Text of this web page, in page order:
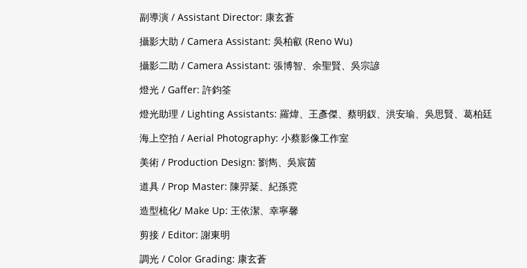
副導演 / Assistant Director: 康玄蒼
攝影大助 / Camera Assistant: 吳柏叡 (Reno Wu)
攝影二助 / Camera Assistant: 張博智、余聖賢、吳宗諺
燈光 / Gaffer: 許鈞筌
燈光助理 / Lighting Assistants: 羅煒、王彥傑、蔡明釵、洪安瑜、吳思賢、葛柏廷
海上空拍 / Aerial Photography: 小蔡影像工作室
美術 / Production Design: 劉雋、吳宸茵
道具 / Prop Master: 陳羿棻、紀孫霓
造型梳化/ Make Up: 王依潔、幸寧馨
剪接 / Editor: 謝東明
調光 / Color Grading: 康玄蒼